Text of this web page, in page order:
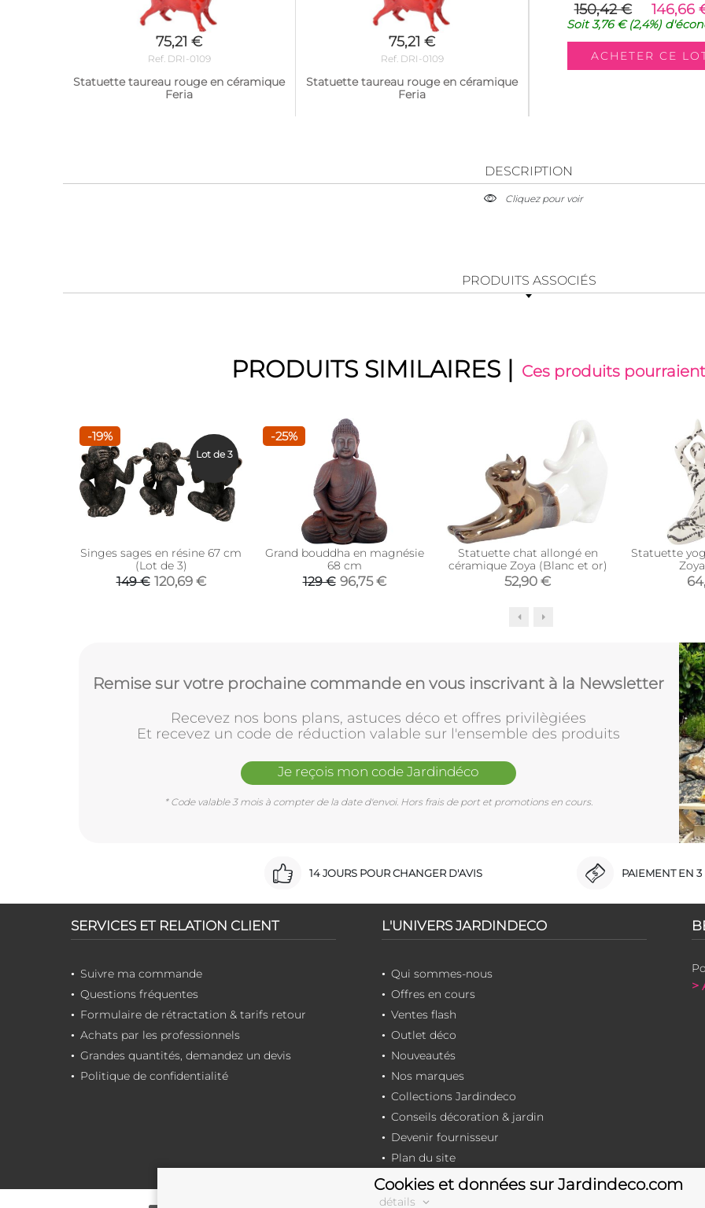
75,21 €
Ref. DRI-0109
Statuette taureau rouge en céramique
Feria
75,21 €
Ref. DRI-0109
Statuette taureau rouge en céramique
Feria
150,42 € 146,66
Soit3,76 €(2,4%)
DESCRIPTION
Cliquez pour voir
PRODUITS ASSOCIÉS
PRODUITS SIMILAIRES | Ces produits
-19%
Singes sages en résine 67 cm
(Lot de 3)
149 € 120,69 €
Lot de 3
-25%
Grand bouddha en magnésie
68 cm
129 € 96,75 €
Statuette chat allongé en
céramique Zoya (Blanc et or)
52,90 €
Statuette
Remise sur votre prochaine commande en vous inscrivant à la Newsletter
Recevez nos bons plans, astuces déco et offres privilègiées
Et recevez un code de réduction valable sur l'ensemble des produits
Je reçois mon code Jardindéco
* Code valable 3 mois à compter de la date d'envoi. Hors frais de port et promotions en cours.
14 JOURS POUR CHANGER D'AVIS PAIEMENT EN 3
SERVICES ET RELATION CLIENT
Suivre ma commande
Questions fréquentes
Formulaire de rétractation & tarifs retour
Achats par les professionnels
Grandes quantités, demandez un devis
Politique de confidentialité
L'UNIVERS JARDINDECO
Qui sommes-nous
Offres en cours
Ventes flash
Outlet déco
Nouveautés
Nos marques
Collections Jardindeco
Conseils décoration & jardin
Devenir fournisseur
Plan du site
>
Cookies et données sur Jardindeco.com
détails